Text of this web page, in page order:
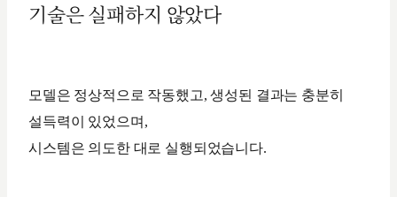
기술은 실패하지 않았다
모델은 정상적으로 작동했고, 생성된 결과는 충분히
설득력이 있었으며,
시스템은 의도한 대로 실행되었습니다.